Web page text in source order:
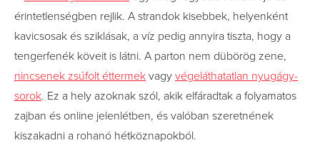
érintetlenségben rejlik. A strandok kisebbek, helyenként
kavicsosak és sziklásak, a víz pedig annyira tiszta, hogy a
tengerfenék köveit is látni. A parton nem dübörög zene,
nincsenek zsúfolt éttermek vagy végeláthatatlan nyugágy-
sorok. Ez a hely azoknak szól, akik elfáradtak a folyamatos
zajban és online jelenlétben, és valóban szeretnének
kiszakadni a rohanó hétköznapokból.